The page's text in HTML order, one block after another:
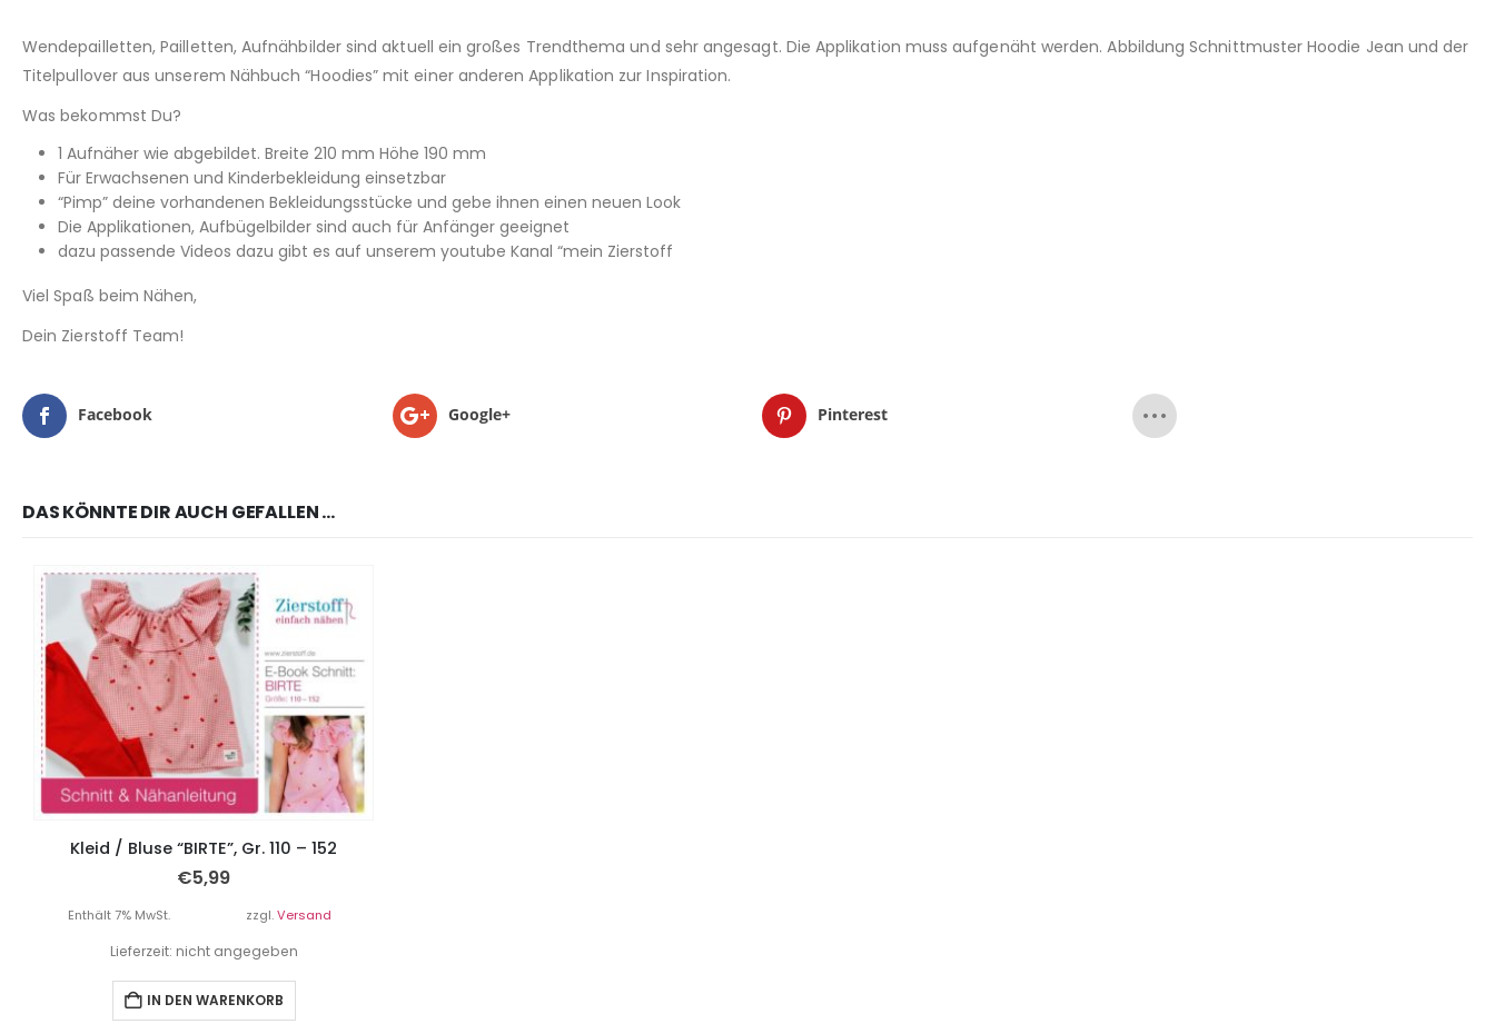
Wendepailletten, Pailletten, Aufnähbilder sind aktuell ein großes Trendthema und sehr angesagt. Die Applikation muss aufgenäht werden. Abbildung Schnittmuster Hoodie Jean und der
Titelpullover aus unserem Nähbuch “Hoodies” mit einer anderen Applikation zur Inspiration.
Was bekommst Du?
1 Aufnäher wie abgebildet. Breite 210 mm Höhe 190 mm
Für Erwachsenen und Kinderbekleidung einsetzbar
“Pimp” deine vorhandenen Bekleidungsstücke und gebe ihnen einen neuen Look
Die Applikationen, Aufbügelbilder sind auch für Anfänger geeignet
dazu passende Videos dazu gibt es auf unserem youtube Kanal “mein Zierstoff
Viel Spaß beim Nähen,
Dein Zierstoff Team!
Facebook Google+ Pinterest
DAS KÖNNTE DIR AUCH GEFALLEN …
Kleid / Bluse “BIRTE”, Gr. 110 – 152
€5,99
Enthält 7% MwSt. zzgl.Versand
Lieferzeit: nicht angegeben
IN DEN WARENKORB